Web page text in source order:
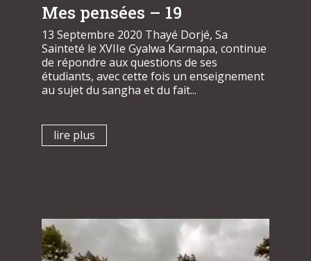
Mes pensées – 19
13 Septembre 2020 Thayé Dorjé, Sa
Sainteté le XVIIe Gyalwa Karmapa, continue
de répondre aux questions de ses
étudiants, avec cette fois un enseignement
au sujet du sangha et du fait...
lire plus